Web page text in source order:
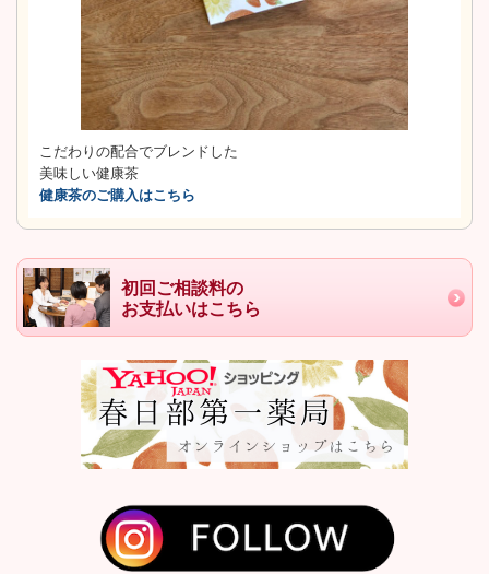
こだわりの配合でブレンドした
美味しい健康茶
健康茶のご購入はこちら
初回ご相談料の
お支払いはこちら